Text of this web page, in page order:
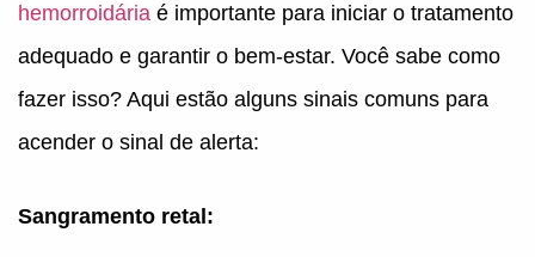
hemorroidária é importante para iniciar o tratamento
adequado e garantir o bem-estar. Você sabe como
fazer isso? Aqui estão alguns sinais comuns para
acender o sinal de alerta:
Sangramento retal: